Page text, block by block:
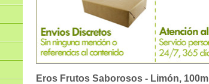
Eros Frutos Saborosos - Limón, 100ml